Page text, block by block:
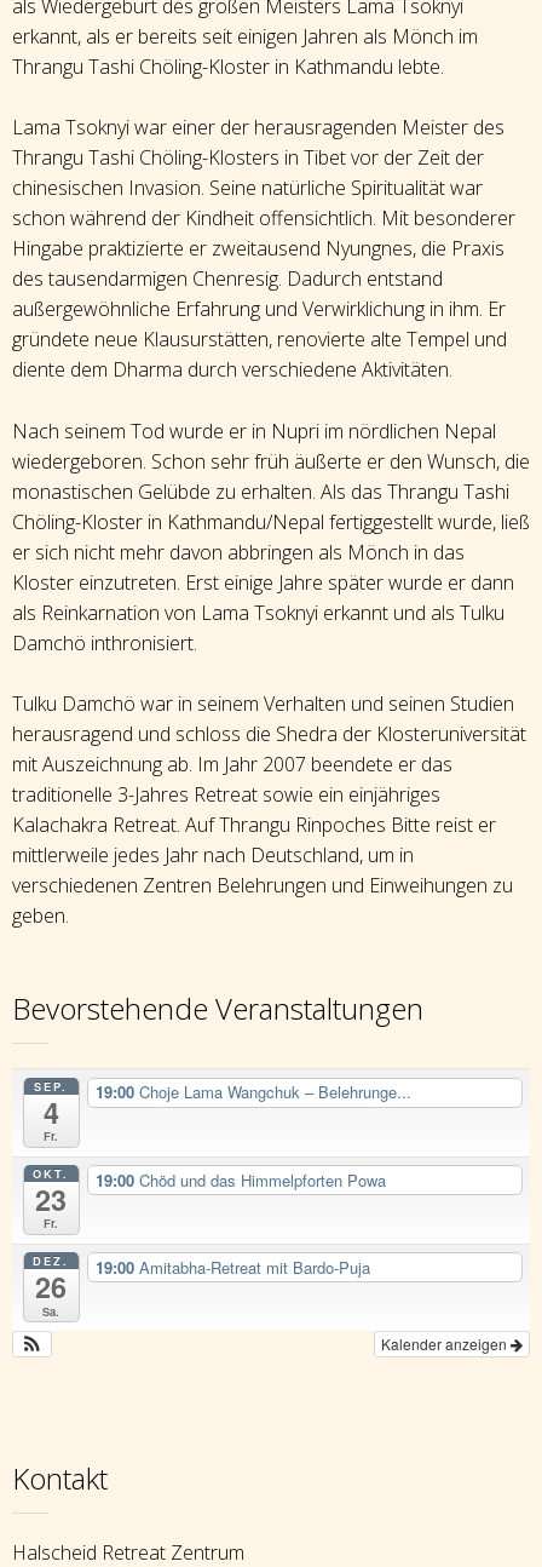
als Wiedergeburt des großen Meisters Lama Tsoknyi
erkannt, als er bereits seit einigen Jahren als Mönch im
Thrangu Tashi Chöling-Kloster in Kathmandu lebte.
Lama Tsoknyi war einer der herausragenden Meister des
Thrangu Tashi Chöling-Klosters in Tibet vor der Zeit der
chinesischen Invasion. Seine natürliche Spiritualität war
schon während der Kindheit offensichtlich. Mit besonderer
Hingabe praktizierte er zweitausend Nyungnes, die Praxis
des tausendarmigen Chenresig. Dadurch entstand
außergewöhnliche Erfahrung und Verwirklichung in ihm. Er
gründete neue Klausurstätten, renovierte alte Tempel und
diente dem Dharma durch verschiedene Aktivitäten.
Nach seinem Tod wurde er in Nupri im nördlichen Nepal
wiedergeboren. Schon sehr früh äußerte er den Wunsch, die
monastischen Gelübde zu erhalten. Als das Thrangu Tashi
Chöling-Kloster in Kathmandu/Nepal fertiggestellt wurde, ließ
er sich nicht mehr davon abbringen als Mönch in das
Kloster einzutreten. Erst einige Jahre später wurde er dann
als Reinkarnation von Lama Tsoknyi erkannt und als Tulku
Damchö inthronisiert.
Tulku Damchö war in seinem Verhalten und seinen Studien
herausragend und schloss die Shedra der Klosteruniversität
mit Auszeichnung ab. Im Jahr 2007 beendete er das
traditionelle 3-Jahres Retreat sowie ein einjähriges
Kalachakra Retreat. Auf Thrangu Rinpoches Bitte reist er
mittlerweile jedes Jahr nach Deutschland, um in
verschiedenen Zentren Belehrungen und Einweihungen zu
geben.
Bevorstehende Veranstaltungen
SEP.
4
Fr.
19:00 Choje Lama Wangchuk – Belehrunge...
OKT.
23
Fr.
19:00 Chöd und das Himmelpforten Powa
DEZ.
26
Sa.
19:00 Amitabha-Retreat mit Bardo-Puja
Kalender anzeigen
Kontakt
Halscheid Retreat Zentrum